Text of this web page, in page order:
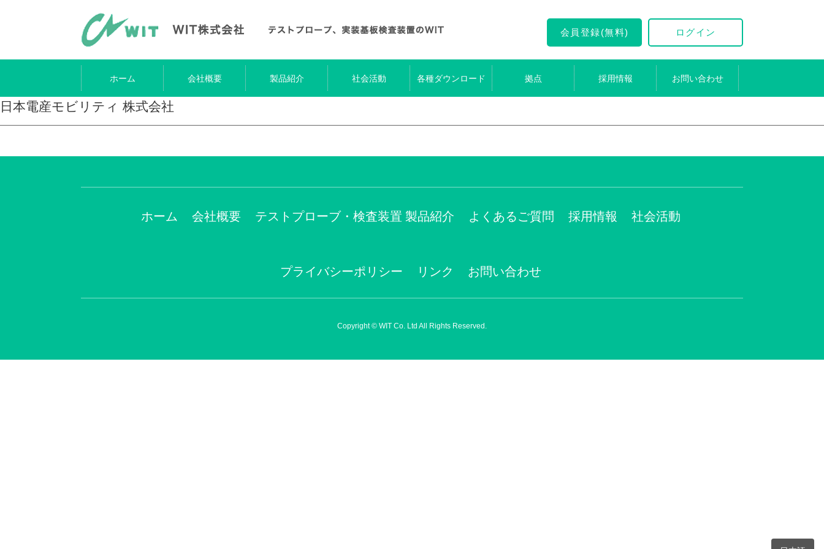
会員登録(無料) ログイン
ホーム 会社概要 製品紹介 社会活動 各種ダウンロード 拠点 採用情報 お問い合わせ
日本電産モビリティ 株式会社
ホーム 会社概要 テストプローブ・検査装置 製品紹介 よくあるご質問 採用情報 社会活動
プライバシーポリシー リンク お問い合わせ
Copyright © WIT Co. Ltd All Rights Reserved.